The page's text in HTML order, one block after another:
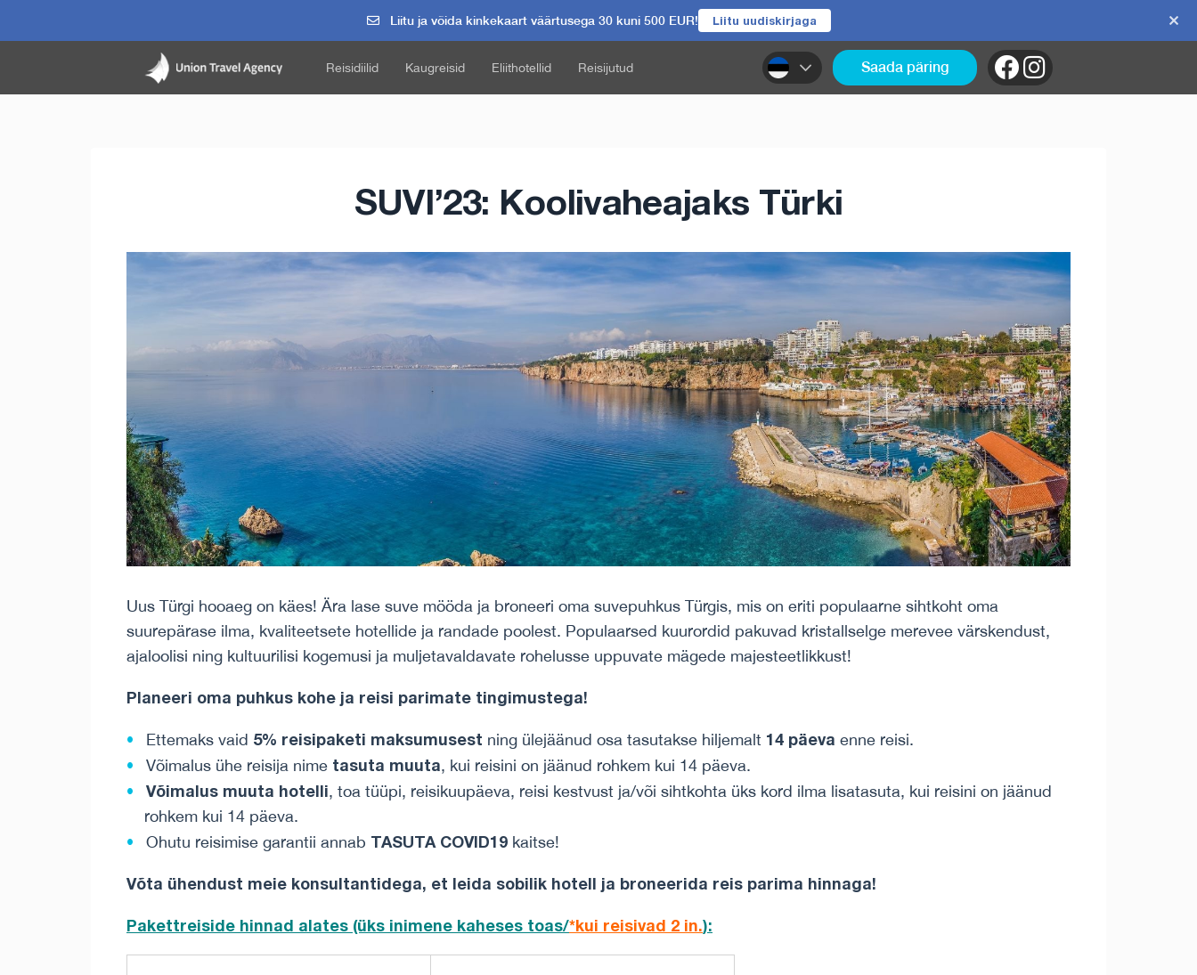
Liitu ja võida kinkekaart väärtusega 30 kuni 500 EUR! Liitu uudiskirjaga
Reisidiilid Kaugreisid Eliithotellid Reisijutud Saada päring
SUVI’23: Koolivaheajaks Türki
Uus Türgi hooaeg on käes! Ära lase suve mööda ja broneeri oma suvepuhkus Türgis, mis on eriti populaarne sihtkoht oma
suurepärase ilma, kvaliteetsete hotellide ja randade poolest. Populaarsed kuurordid pakuvad kristallselge merevee värskendust,
ajaloolisi ning kultuurilisi kogemusi ja muljetavaldavate rohelusse uppuvate mägede majesteetlikkust!
Planeeri oma puhkus kohe ja reisi parimate tingimustega!
Ettemaks vaid 5% reisipaketi maksumusest ning ülejäänud osa tasutakse hiljemalt 14 päeva enne reisi.
Võimalus ühe reisija nime tasuta muuta, kui reisini on jäänud rohkem kui 14 päeva.
Võimalus muuta hotelli, toa tüüpi, reisikuupäeva, reisi kestvust ja/või sihtkohta üks kord ilma lisatasuta, kui reisini on jäänud
rohkem kui 14 päeva.
Ohutu reisimise garantii annab TASUTA COVID19kaitse!
Võta ühendust meie konsultantidega, et leida sobilik hotell ja broneerida reis parima hinnaga!
Pakettreiside hinnad alates (üks inimene kaheses toas/*kui reisivad 2 in.):